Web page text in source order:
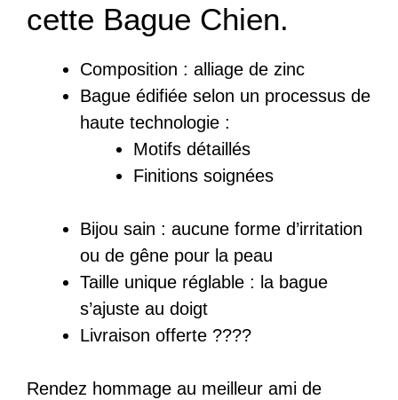
cette Bague Chien.
Composition : a lliage de zinc
Bague édifiée selon un processus de
haute technologie :
Motifs détaillés
Finitions soignées
Bijou sain : aucune forme d’irritation
ou de gêne pour la peau
Taille unique réglable : la bague
s’ajuste au doigt
Livraison offerte ????
Rendez hommage au meilleur ami de